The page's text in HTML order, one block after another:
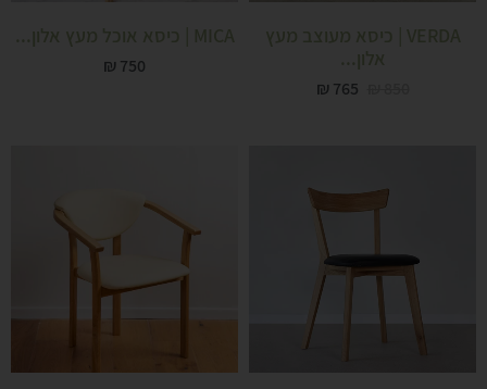
VERDA | כיסא מעוצב מעץ
אלון...
₪ 765
MICA | כיסא אוכל מעץ אלון...
₪ 750